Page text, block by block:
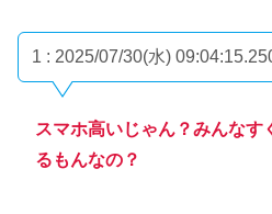
1 : 2025/07/30(水)
スマホ高いじゃん？みんなす
るもんなの？